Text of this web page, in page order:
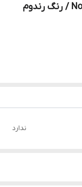
ندارد